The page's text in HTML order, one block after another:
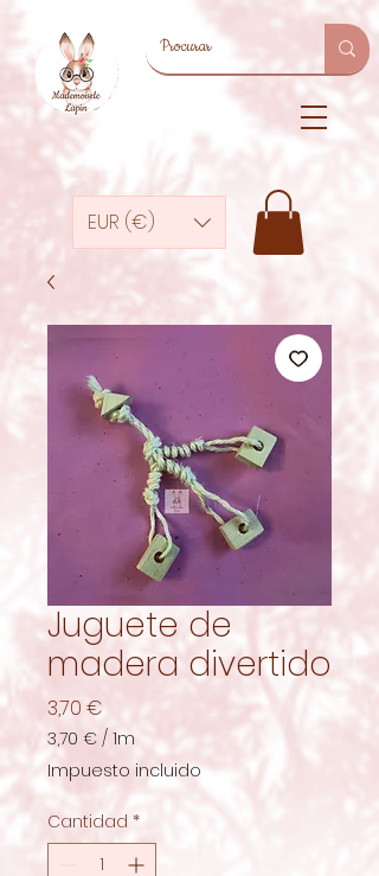
EUR (€)
Juguete de
madera divertido
3,70 €Precio
3,70 € / 1m
3,70 €
por
Metro
Impuesto incluido
Cantidad *